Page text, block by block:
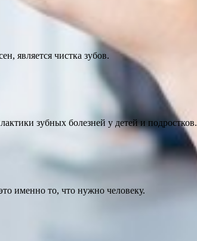
является чистка зубов.
зубных болезней у детей и подростков.
именно то, что нужно человеку.